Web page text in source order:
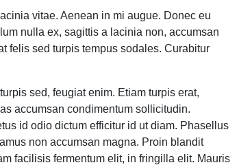
vitae. Aenean in mi augue. Donec eu
nulla ex, sagittis a lacinia non, accumsan
felis sed turpis tempus sodales. Curabitur
sed, feugiat enim. Etiam turpis erat,
accumsan condimentum sollicitudin.
id odio dictum efficitur id ut diam. Phasellus
non accumsan magna. Proin blandit
facilisis fermentum elit, in fringilla elit. Mauris